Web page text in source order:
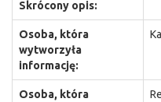
Skrócony opis:
Osoba, która
wytworzyła
informację:
Osoba, która